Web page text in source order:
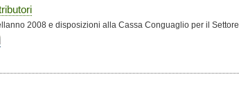
2008 e disposizioni alla Cassa Conguaglio per il Settore